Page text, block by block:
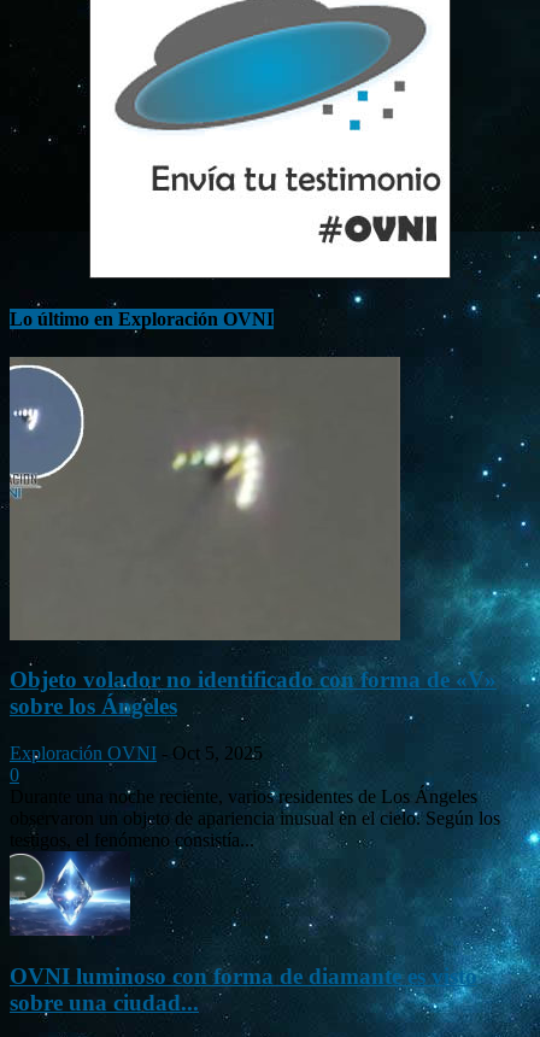
Lo último en Exploración OVNI
Objeto volador no identificado con forma de «V»
sobre los Ángeles
Exploración OVNI - Oct 5, 2025
0
Durante una noche reciente, varios residentes de Los Ángeles
observaron un objeto de apariencia inusual en el cielo. Según los
testigos, el fenómeno consistía...
OVNI luminoso con forma de diamante es visto
sobre una ciudad...